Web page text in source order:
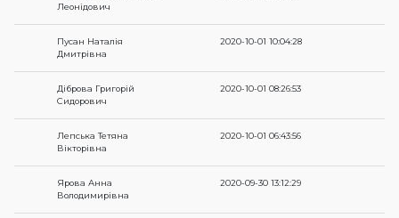
Леонідович
Пусан Наталія
Дмитрівна
2020-10-01 10:04:28
Діброва Григорій
Сидорович
2020-10-01 08:26:53
Лепська Тетяна
Вікторівна
2020-10-01 06:43:56
Ярова Анна
Володимирівна
2020-09-30 13:12:29